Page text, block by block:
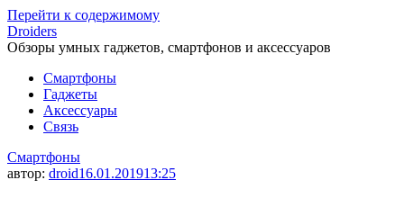
Перейти к содержимому
Droiders
Обзоры умных гаджетов, смартфонов и аксессуаров
Смартфоны
Гаджеты
Аксессуары
Связь
Смартфоны
автор: droid16.01.201913:25